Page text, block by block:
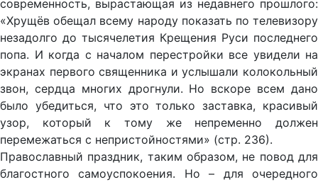
современность, вырастающая из недавнего прошлого:
«Хрущёв обещал всему народу показать по телевизору
незадолго до тысячелетия Крещения Руси последнего
попа. И когда с началом перестройки все увидели на
экранах первого священника и услышали колокольный
звон, сердца многих дрогнули. Но вскоре всем дано
было убедиться, что это только заставка, красивый
узор, который к тому же непременно должен
перемежаться с непристойностями» (стр. 236).
Православный праздник, таким образом, не повод для
благостного самоуспокоения. Но – для очередного